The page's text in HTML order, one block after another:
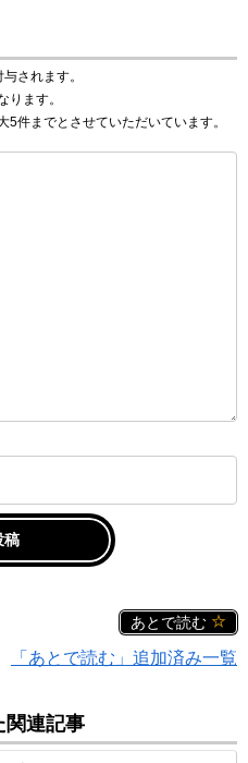
されます。
ります。
件までとさせていただいています。
あとで読む
「あとで読む」追加済み一覧
関連記事